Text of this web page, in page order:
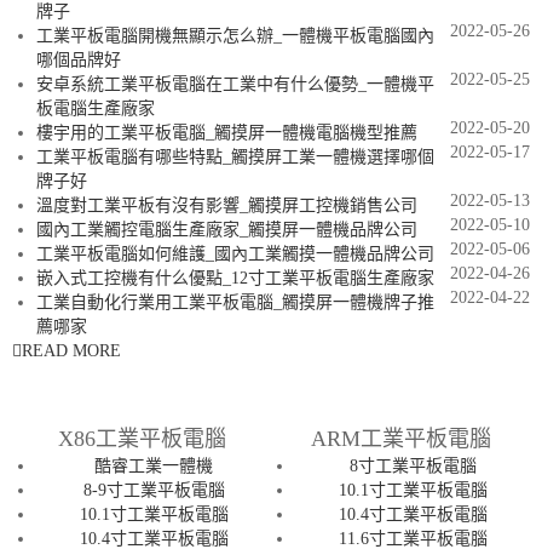
牌子
2022-05-26
工業平板電腦開機無顯示怎么辦_一體機平板電腦國內
哪個品牌好
2022-05-25
安卓系統工業平板電腦在工業中有什么優勢_一體機平
板電腦生產廠家
2022-05-20
樓宇用的工業平板電腦_觸摸屏一體機電腦機型推薦
2022-05-17
工業平板電腦有哪些特點_觸摸屏工業一體機選擇哪個
牌子好
2022-05-13
溫度對工業平板有沒有影響_觸摸屏工控機銷售公司
2022-05-10
國內工業觸控電腦生產廠家_觸摸屏一體機品牌公司
2022-05-06
工業平板電腦如何維護_國內工業觸摸一體機品牌公司
2022-04-26
嵌入式工控機有什么優點_12寸工業平板電腦生產廠家
2022-04-22
工業自動化行業用工業平板電腦_觸摸屏一體機牌子推
薦哪家
READ MORE
X86工業平板電腦
酷睿工業一體機
8-9寸工業平板電腦
10.1寸工業平板電腦
10.4寸工業平板電腦
ARM工業平板電腦
8寸工業平板電腦
10.1寸工業平板電腦
10.4寸工業平板電腦
11.6寸工業平板電腦